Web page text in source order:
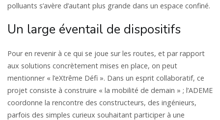
polluants s’avère d’autant plus grande dans un espace confiné.
Un large éventail de dispositifs
Pour en revenir à ce qui se joue sur les routes, et par rapport
aux solutions concrètement mises en place, on peut
mentionner « l’eXtrême Défi ». Dans un esprit collaboratif, ce
projet consiste à construire « la mobilité de demain » ; l’ADEME
coordonne la rencontre des constructeurs, des ingénieurs,
parfois des simples curieux souhaitant participer à une